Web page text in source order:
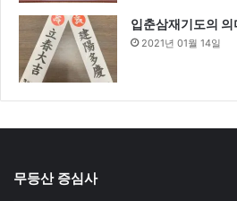
입춘삼재기도의 의
2021년 01월 14일
무등산 증심사